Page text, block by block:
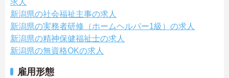
求人
新潟県の社会福祉主事の求人
新潟県の実務者研修（ホームヘルパー1級）の求人
新潟県の精神保健福祉士の求人
新潟県の無資格OKの求人
雇用形態